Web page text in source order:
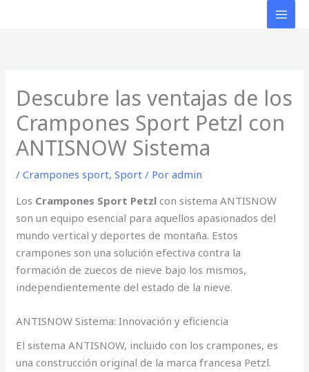
Descubre las ventajas de los
Crampones Sport Petzl con
ANTISNOW Sistema
/Crampones sport,Sport / Poradmin
Los Crampones Sport Petzl con sistema ANTISNOW
son un equipo esencial para aquellos apasionados del
mundo vertical y deportes de montaña. Estos
crampones son una solución efectiva contra la
formación de zuecos de nieve bajo los mismos,
independientemente del estado de la nieve.
ANTISNOW Sistema: Innovación y eficiencia
El sistema ANTISNOW, incluido con los crampones, es
una construcción original de la marca francesa Petzl.